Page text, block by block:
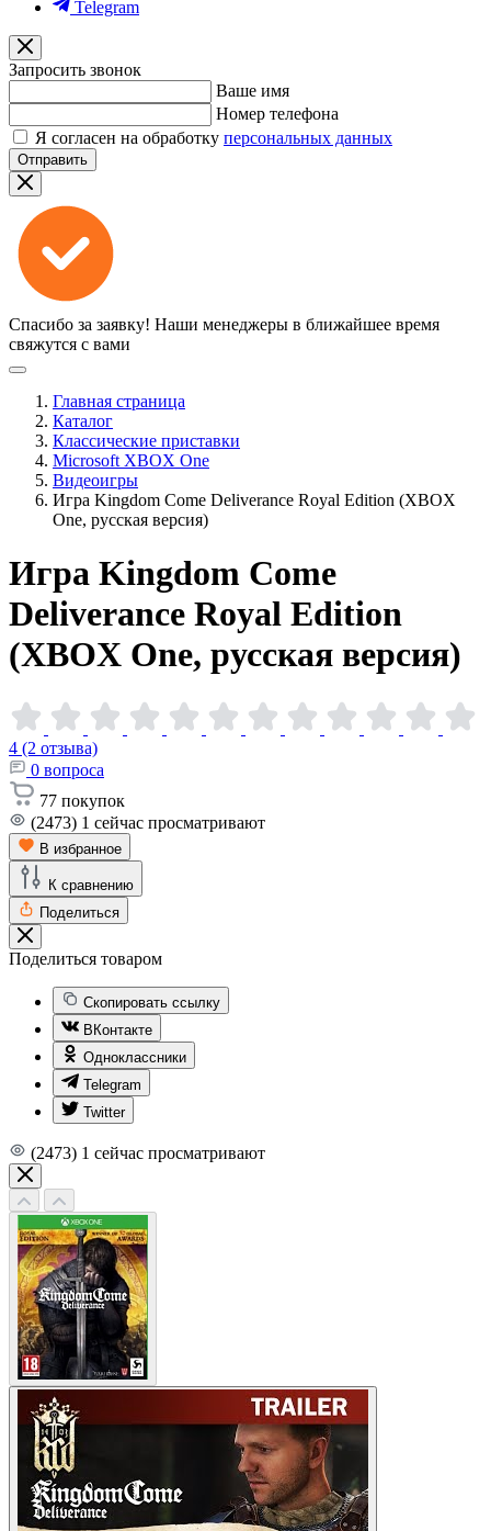
Telegram
Запросить звонок
Ваше имя
Номер телефона
Я согласен на обработку персональных данных
Отправить
Спасибо за заявку! Наши менеджеры в ближайшее время
свяжутся с вами
Главная страница
Каталог
Классические приставки
Microsoft XBOX One
Видеоигры
Игра Kingdom Come Deliverance Royal Edition (XBOX
One, русская версия)
Игра Kingdom Come
Deliverance Royal Edition
(XBOX One, русская версия)
4 (2 отзыва)
0 вопроса
77 покупок
(2473) 1 сейчас просматривают
В избранное
К сравнению
Поделиться
Поделиться товаром
Скопировать ссылку
ВКонтакте
Одноклассники
Telegram
Twitter
(2473) 1 сейчас просматривают